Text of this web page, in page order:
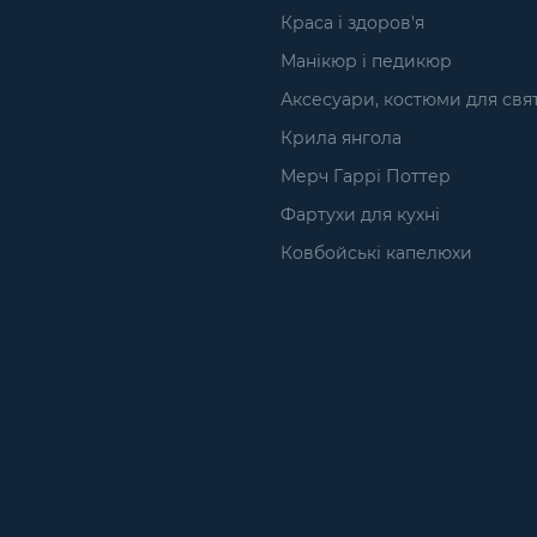
Краса і здоров'я
Манікюр і педикюр
Аксесуари, костюми для
Крила янгола
Мерч Гаррі Поттер
Фартухи для кухні
Ковбойські капелюхи